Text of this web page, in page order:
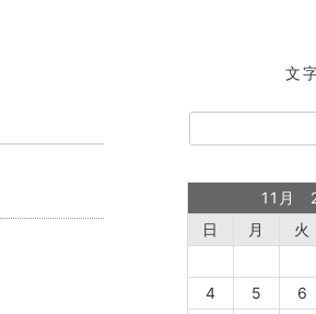
文
11月
日
月 火
4
5 6